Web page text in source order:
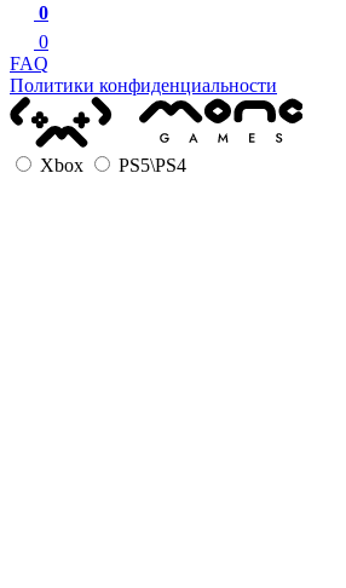
0
0
FAQ
Политики конфиденциальности
Xbox PS5\PS4